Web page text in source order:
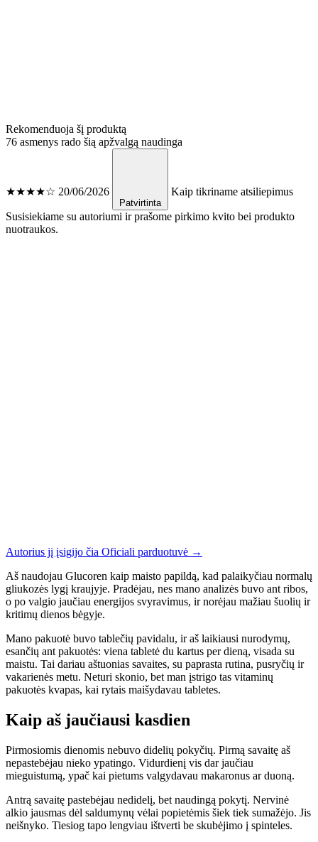
Rekomenduoja šį produktą
76 asmenys rado šią apžvalgą naudinga
★★★★☆ 20/06/2026
Patvirtinta
Kaip tikriname atsiliepimus
Susisiekiame su autoriumi ir prašome pirkimo kvito bei produkto
nuotraukos.
Autorius jį įsigijo čia Oficiali parduotuvė →
Aš naudojau Glucoren kaip maisto papildą, kad palaikyčiau normalų
gliukozės lygį kraujyje. Pradėjau, nes mano analizės buvo ant ribos,
o po valgio jaučiau energijos svyravimus, ir norėjau mažiau šuolių ir
kritimų dienos bėgyje.
Mano pakuotė buvo tablečių pavidalu, ir aš laikiausi nurodymų,
esančių ant pakuotės: viena tabletė du kartus per dieną, visada su
maistu. Tai dariau aštuonias savaites, su paprasta rutina, pusryčių ir
vakarienės metu. Neturi skonio, bet man įstrigo tas vitaminų
pakuotės kvapas, kai rytais maišydavau tabletes.
Kaip aš jaučiausi kasdien
Pirmosiomis dienomis nebuvo didelių pokyčių. Pirmą savaitę aš
nepastebėjau nieko ypatingo. Vidurdienį vis dar jaučiau
mieguistumą, ypač kai pietums valgydavau makaronus ar duoną.
Antrą savaitę pastebėjau nedidelį, bet naudingą pokytį. Nervinė
alkio jausmas dėl saldumynų vėlai popietėmis šiek tiek sumažėjo. Jis
neišnyko. Tiesiog tapo lengviau ištverti be skubėjimo į spinteles.